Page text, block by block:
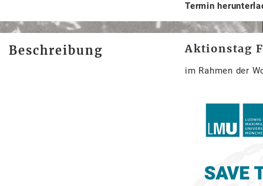
Termin
Beschreibung Aktionstag
im Rahmen der